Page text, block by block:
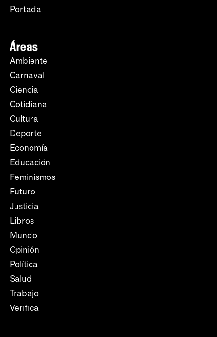
Portada
Áreas
Ambiente
Carnaval
Ciencia
Cotidiana
Cultura
Deporte
Economía
Educación
Feminismos
Futuro
Justicia
Libros
Mundo
Opinión
Política
Salud
Trabajo
Verifica